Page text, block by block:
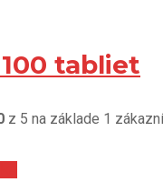
tabliet
z 5 na základe 1